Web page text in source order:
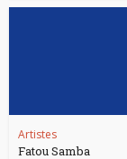
Artistes
Fatou Samba